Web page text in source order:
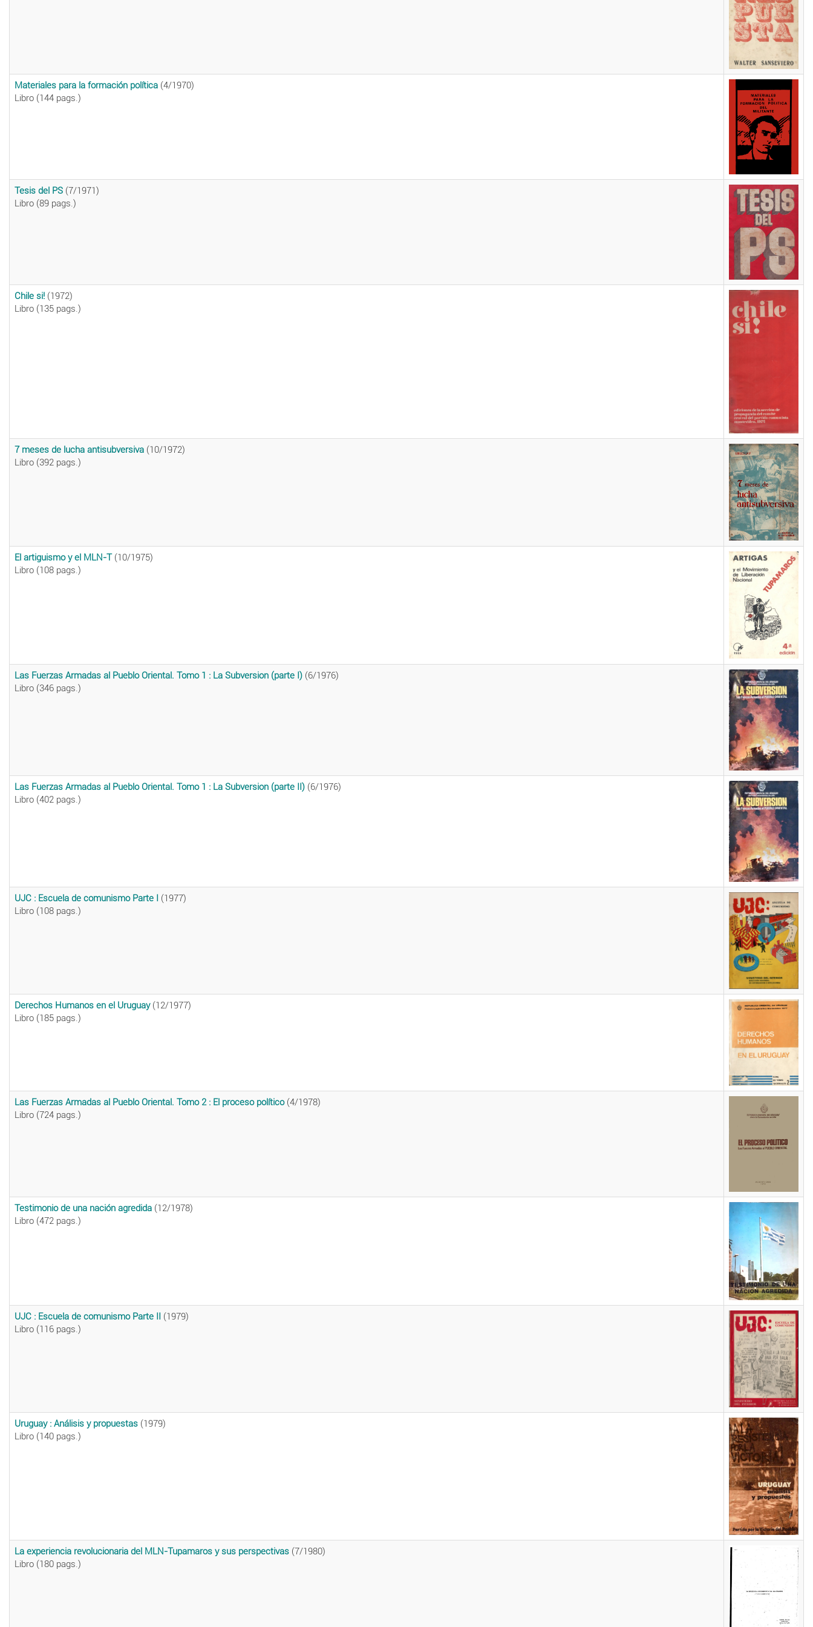
Materiales para la formación política (4/1970)
Libro (144 pags.)
Tesis del PS (7/1971)
Libro (89 pags.)
Chile si! (1972)
Libro (135 pags.)
7 meses de lucha antisubversiva (10/1972)
Libro (392 pags.)
El artiguismo y el MLN-T(10/1975)
Libro (108 pags.)
Las Fuerzas Armadas al Pueblo Oriental. Tomo 1 : La Subversion (parte I) (6/1976)
Libro (346 pags.)
Las Fuerzas Armadas al Pueblo Oriental. Tomo 1 : La Subversion (parte II) (6/1976)
Libro (402 pags.)
UJC : Escuela de comunismo Parte I (1977)
Libro (108 pags.)
Derechos Humanos en el Uruguay(12/1977)
Libro (185 pags.)
Las Fuerzas Armadas al Pueblo Oriental. Tomo 2 : El proceso político(4/1978)
Libro (724 pags.)
Testimonio de una nación agredida (12/1978)
Libro (472 pags.)
UJC : Escuela de comunismo Parte II (1979)
Libro (116 pags.)
Uruguay : Análisis y propuestas (1979)
Libro (140 pags.)
La experiencia revolucionaria del MLN-Tupamaros y sus perspectivas (7/1980)
Libro (180 pags.)